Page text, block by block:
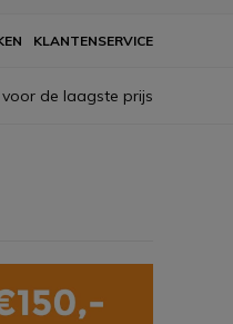
KLANTENSERVICE
de laagste prijs